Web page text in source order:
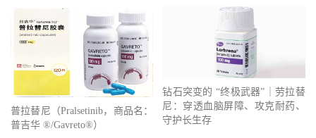
普拉替尼（Pralsetinib，商品名：
普吉华 ®/Gavreto®）
钻石突变的 “终极武器”｜劳拉替
尼：穿透血脑屏障、攻克耐药、
守护长生存